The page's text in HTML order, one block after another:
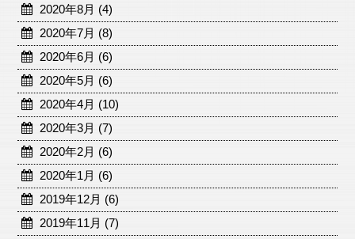
2020年8月 (4)
2020年7月 (8)
2020年6月 (6)
2020年5月 (6)
2020年4月 (10)
2020年3月 (7)
2020年2月 (6)
2020年1月 (6)
2019年12月 (6)
2019年11月 (7)